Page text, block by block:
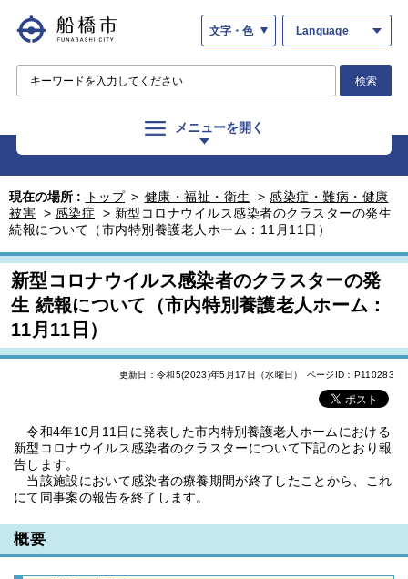
文字・色 Language
検索
メニューを開く
現在の場所 : トップ > 健康・福祉・衛生 > 感染症・難病・健康
被害 > 感染症 > 新型コロナウイルス感染者のクラスターの発生
続報について（市内特別養護老人ホーム：11月11日）
新型コロナウイルス感染者のクラスターの発
生 続報について（市内特別養護老人ホーム：
11月11日）
更新日：令和5(2023)年5月17日（水曜日） ページID：P110283
令和4年10月11日に発表した市内特別養護老人ホームにおける
新型コロナウイルス感染者のクラスターについて下記のとおり報
告します。
当該施設において感染者の療養期間が終了したことから、これ
にて同事案の報告を終了します。
概要